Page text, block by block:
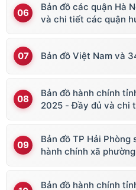
Bản đồ các quận Hà
và chi tiết các quận
Bản đồ Việt Nam và
Bản đồ hành chính
2025 - Đầy đủ và chi
Bản đồ TP Hải Phòng
hành chính xã
Bản đồ hành chính